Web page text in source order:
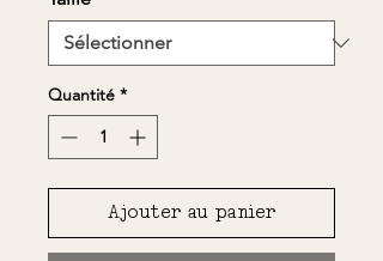
Quantité *
Ajouter au panier